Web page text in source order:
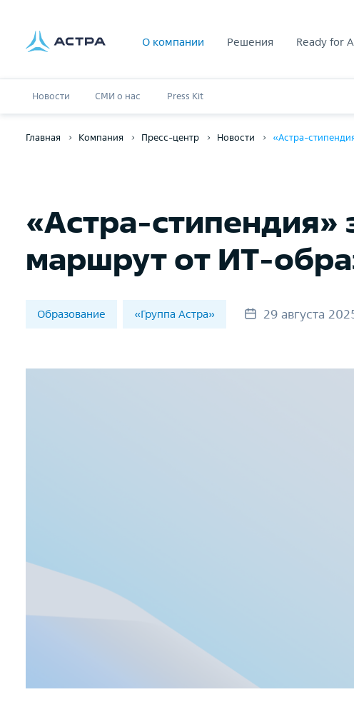
О компании Решения Ready for
Новости СМИ о нас Press Kit
Главная Компания Пресс-центр Новости «Астра-
«Астра-
маршрут от ИТ-
Образование «Группа Астра» 29 августа